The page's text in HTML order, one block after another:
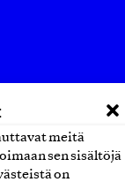
meitä
sen sisältöjä
on